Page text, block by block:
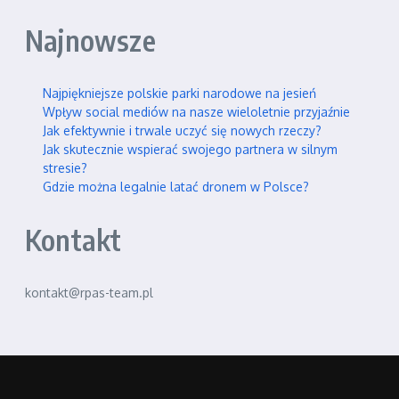
Najnowsze
Najpiękniejsze polskie parki narodowe na jesień
Wpływ social mediów na nasze wieloletnie przyjaźnie
Jak efektywnie i trwale uczyć się nowych rzeczy?
Jak skutecznie wspierać swojego partnera w silnym
stresie?
Gdzie można legalnie latać dronem w Polsce?
Kontakt
kontakt@rpas-team.pl